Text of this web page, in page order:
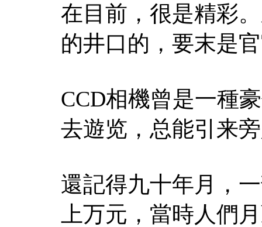
在目前，很是精彩
的井口的，要末是
CCD相機曾是一種
去遊览，总能引来
還記得九十年月，
上万元，當時人們